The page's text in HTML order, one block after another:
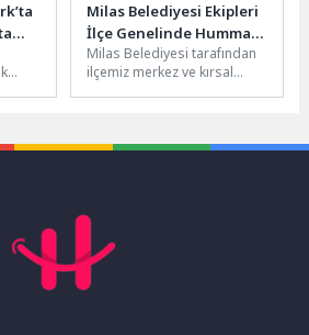
Milas Belediyesi Ekipleri
İlçe Genelinde Hummalı
Çalışmalar Yapıyor
Milas Belediyesi tarafından
ilçemiz merkez ve kırsal
ediyor.Milas Belediye...